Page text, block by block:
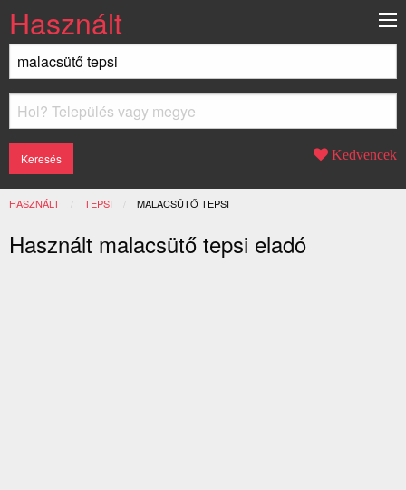
Használt
Kedvencek
HASZNÁLT TEPSI JELENLEGI:
MALACSÜTŐ TEPSI
Használt malacsütő tepsi eladó